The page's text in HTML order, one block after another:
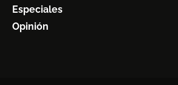
Especiales
Opinión